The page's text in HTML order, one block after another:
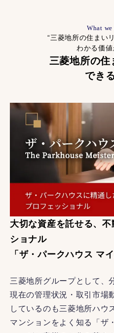
What we
“三菱地所の住まい
わかる価値
三菱地所の住
でき
大切な資産を託せる、
ショナル
「ザ・パークハウス マ
三菱地所グループとして、
現在の管理状況・取引市場
しているのも三菱地所ハウ
マンションをよく知る「ザ